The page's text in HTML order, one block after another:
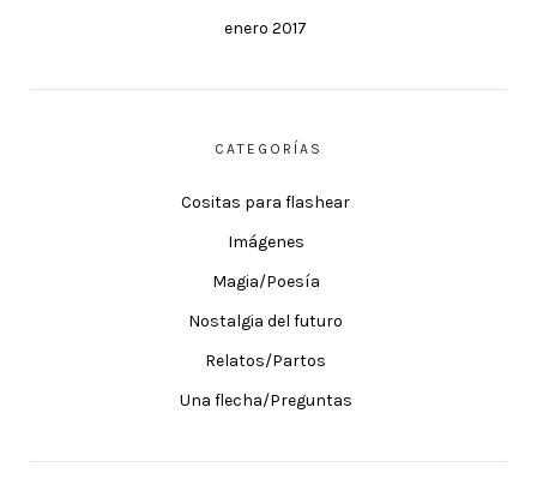
enero 2017
CATEGORÍAS
Cositas para flashear
Imágenes
Magia/Poesía
Nostalgia del futuro
Relatos/Partos
Una flecha/Preguntas